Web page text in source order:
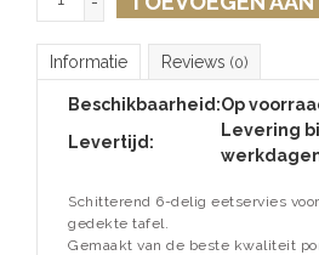
Informatie Reviews (0)
Beschikbaarheid:Op
Levertijd:
Levering
Schitterend 6-delig eetservies
gedekte tafel.
Gemaakt van de beste kwaliteit